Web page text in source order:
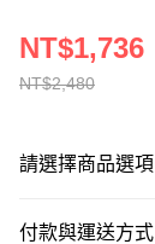
NT$2,480
NT$1,736
請選擇商品選項
付款與運送方式